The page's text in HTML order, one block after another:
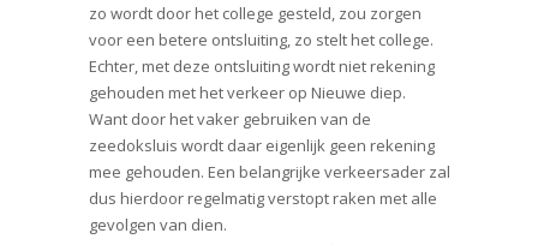
zo wordt door het college gesteld, zou zorgen
voor een betere ontsluiting, zo stelt het college.
Echter, met deze ontsluiting wordt niet rekening
gehouden met het verkeer op Nieuwe diep.
Want door het vaker gebruiken van de
zeedoksluis wordt daar eigenlijk geen rekening
mee gehouden. Een belangrijke verkeersader zal
dus hierdoor regelmatig verstopt raken met alle
gevolgen van dien.